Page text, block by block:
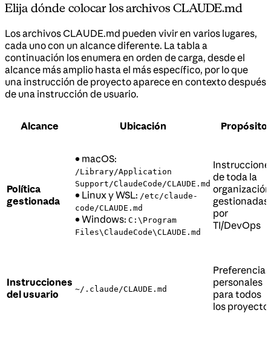
Elija dónde colocar los archivos CLAUDE.md
Los archivos CLAUDE.md pueden vivir en varios lugares,
cada uno con un alcance diferente. La tabla a
continuación los enumera en orden de carga, desde el
alcance más amplio hasta el más específico, por lo que
una instrucción de proyecto aparece en contexto después
de una instrucción de usuario.
Alcance Ubicación Propósito
Política
gestionada
• macOS:
/Library/Application
Support/ClaudeCode/CLAUDE.md
• Linux y WSL: /etc/claude-
code/CLAUDE.md
• Windows: C:\Program
Files\ClaudeCode\CLAUDE.md
de toda la
organización
gestionadas
por
TI/DevOps
Instrucciones
del usuario
~/.claude/CLAUDE.md
Preferencias
personales
para todos
los